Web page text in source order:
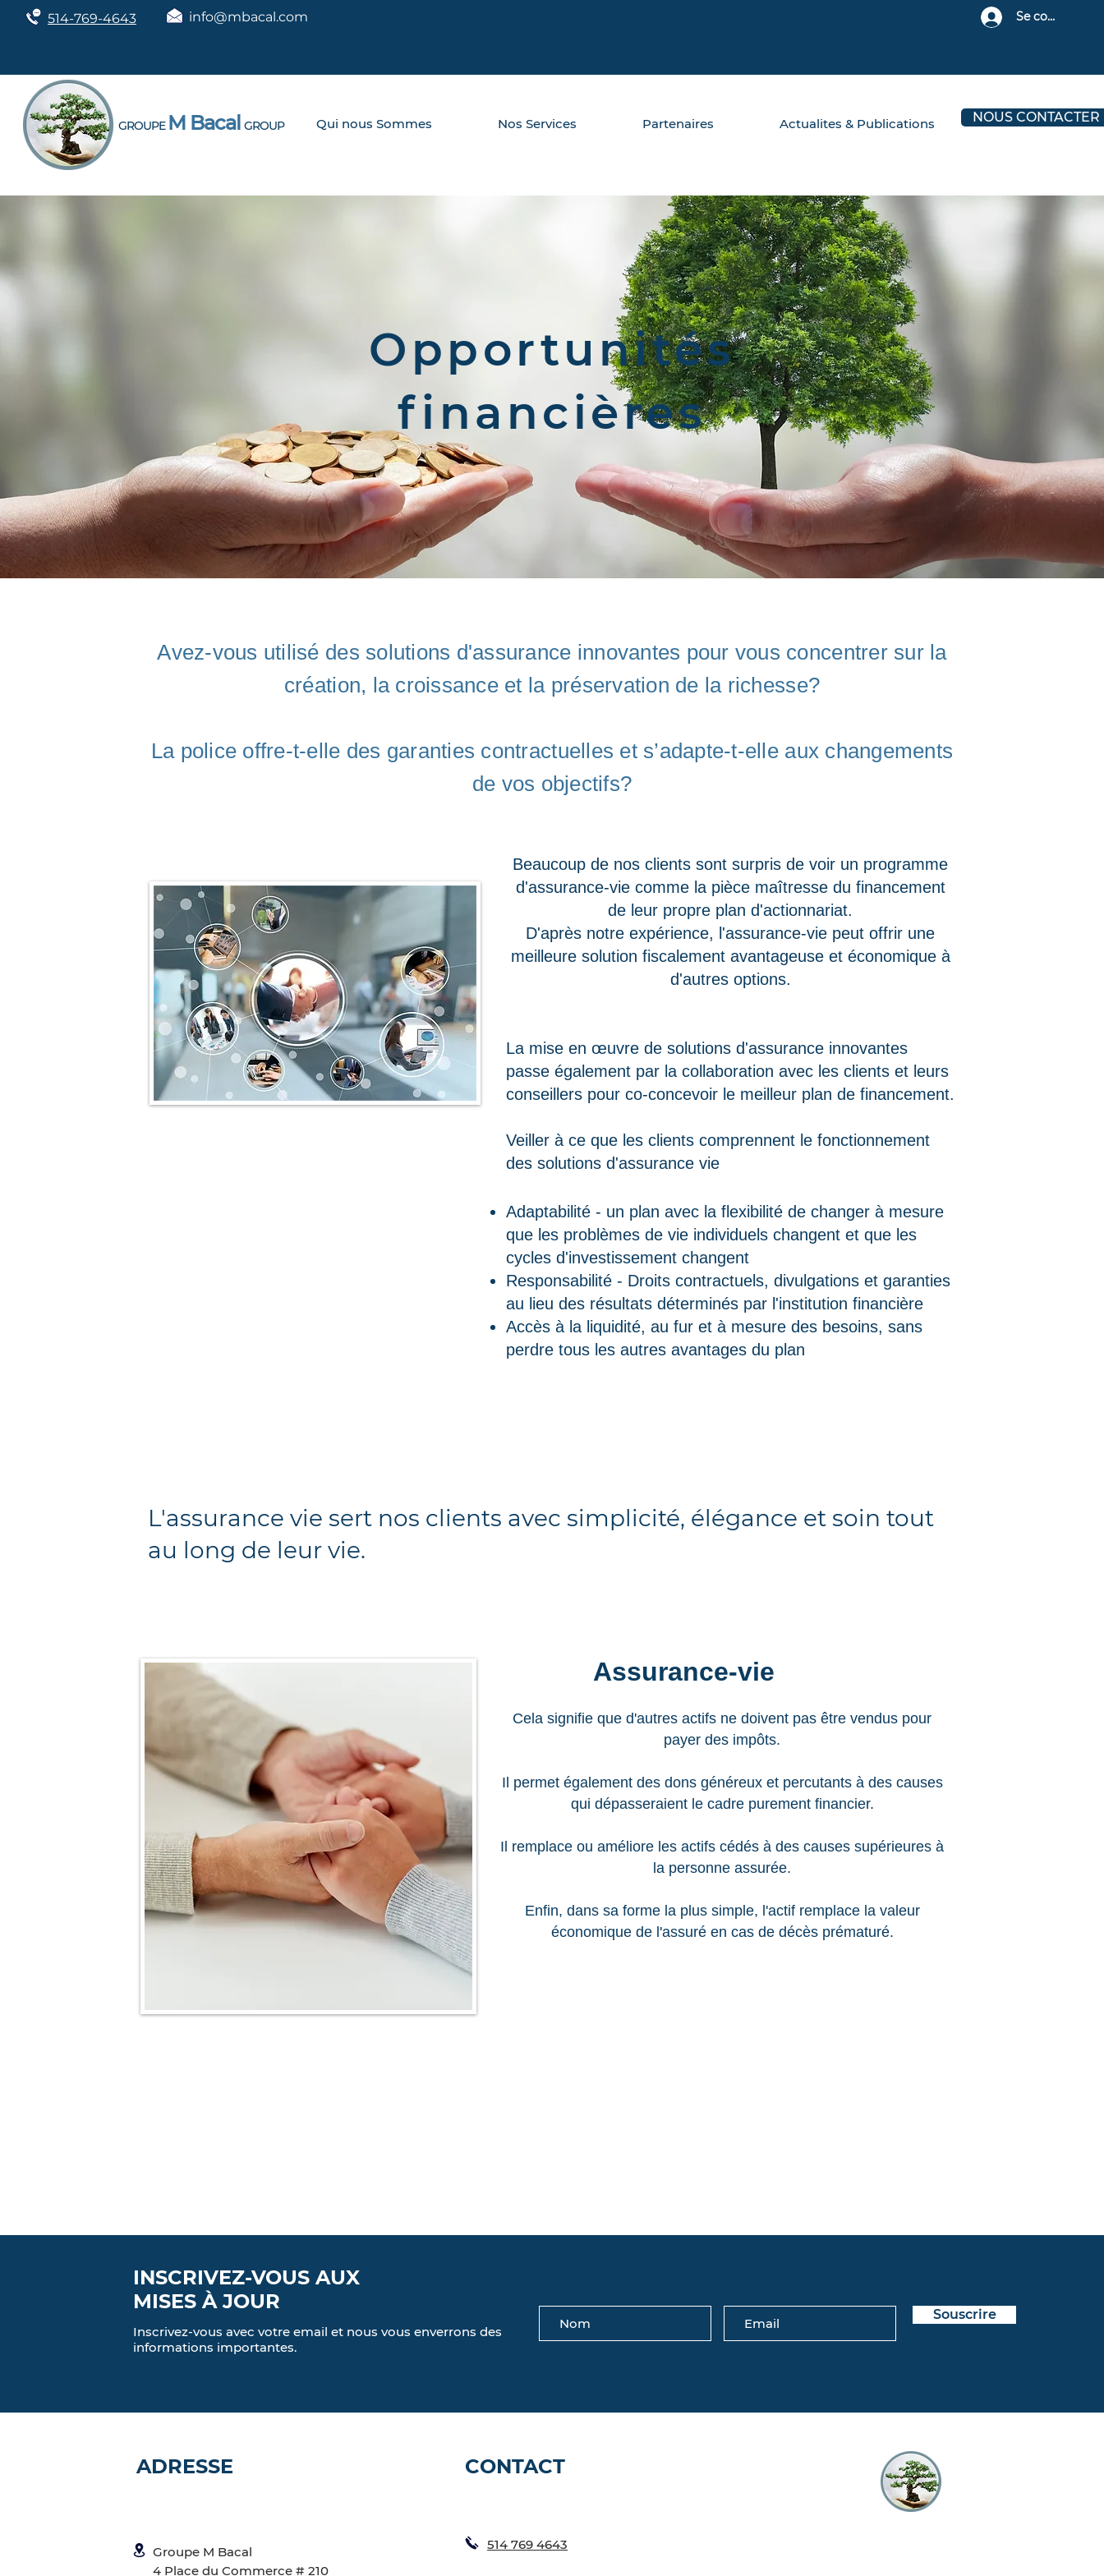
514-769-4643 info@mbacal.com Se connecter
GROUPE M Bacal GROUP Qui nous Sommes Nos Services Partenaires Actualites & Publications NOUS CONTACTER
Opportunités
financières
Avez-vous utilisé des solutions d'assurance innovantes pour vous concentrer sur la
création, la croissance et la préservation de la richesse?
La police offre-t-elle des garanties contractuelles et s’adapte-t-elle aux changements
de vos objectifs?
Beaucoup de nos clients sont surpris de voir un programme
d'assurance-vie comme la pièce maîtresse du financement
de leur propre plan d'actionnariat.
D'après notre expérience, l'assurance-vie peut offrir une
meilleure solution fiscalement avantageuse et économique à
d'autres options.
La mise en œuvre de solutions d'assurance innovantes
passe également par la collaboration avec les clients et leurs
conseillers pour co-concevoir le meilleur plan de financement.
Veiller à ce que les clients comprennent le fonctionnement
des solutions d'assurance vie
Adaptabilité - un plan avec la flexibilité de changer à mesure
que les problèmes de vie individuels changent et que les
cycles d'investissement changent
Responsabilité - Droits contractuels, divulgations et garanties
au lieu des résultats déterminés par l'institution financière
Accès à la liquidité, au fur et à mesure des besoins, sans
perdre tous les autres avantages du plan
L'assurance vie sert nos clients avec simplicité, élégance et soin tout
au long de leur vie.
Assurance-vie
Cela signifie que d'autres actifs ne doivent pas être vendus pour
payer des impôts.
Il permet également des dons généreux et percutants à des causes
qui dépasseraient le cadre purement financier.
Il remplace ou améliore les actifs cédés à des causes supérieures à
la personne assurée.
Enfin, dans sa forme la plus simple, l'actif remplace la valeur
économique de l'assuré en cas de décès prématuré.
INSCRIVEZ-VOUS AUX
MISES À JOUR
Inscrivez-vous avec votre email et nous vous enverrons des
informations importantes.
Souscrire
ADRESSE
Groupe M Bacal
4 Place du Commerce # 210
CONTACT
514 769 4643